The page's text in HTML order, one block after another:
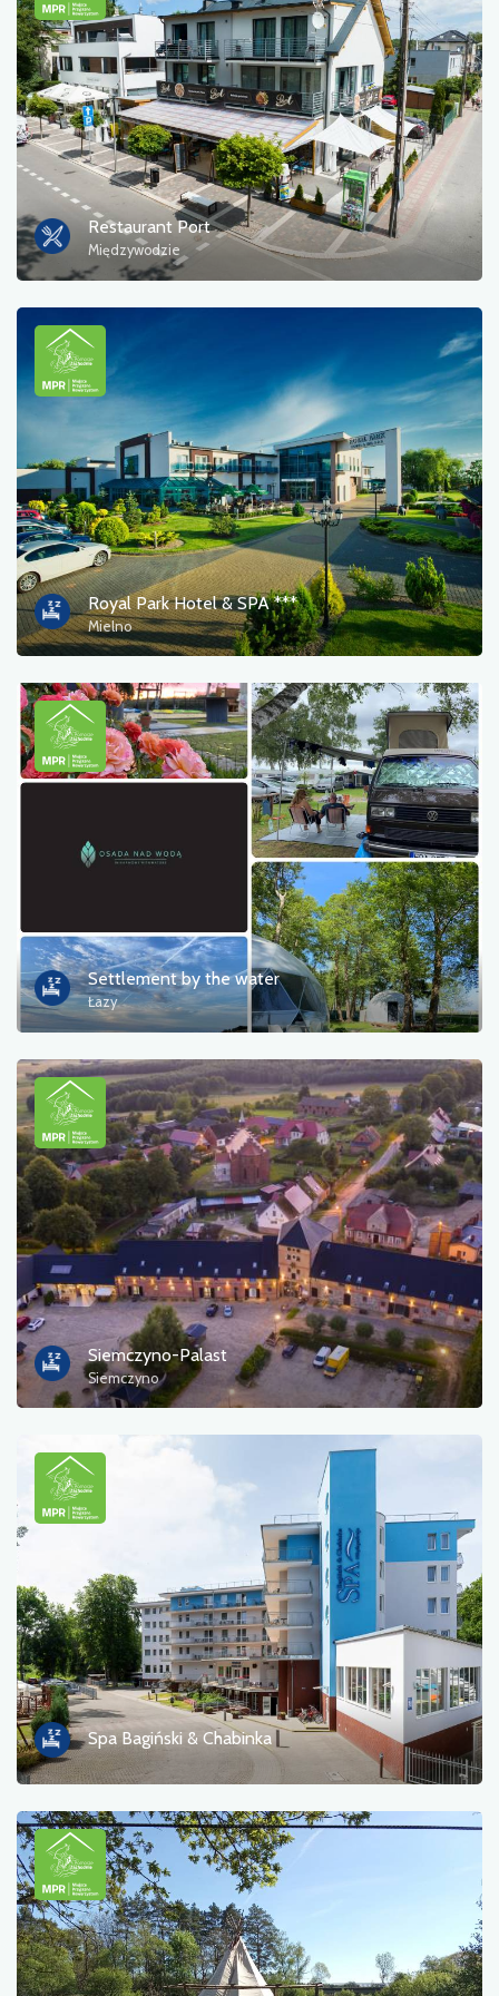
Restaurant Port
Międzywodzie
Royal Park Hotel & SPA ***
Mielno
Settlement by the water
Łazy
Siemczyno-Palast
Siemczyno
Spa Bagiński & Chabinka
Fotos
Sonstiges
sortieren nach
OK